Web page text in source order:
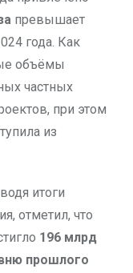
превышает
года. Как
объёмы
частных
при этом
из
итоги
отметил, что
196 млрд
прошлого